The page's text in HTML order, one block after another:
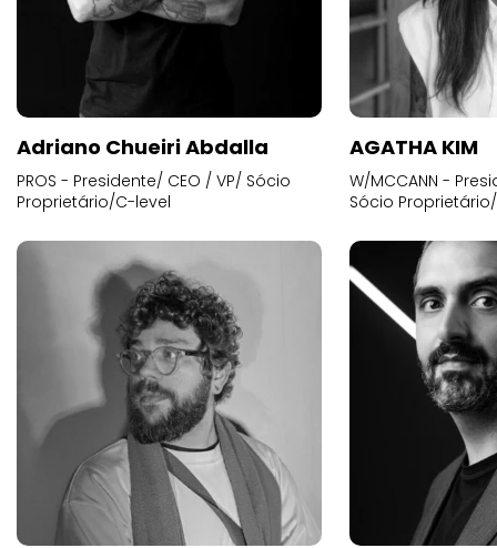
Adriano Chueiri Abdalla
PROS - Presidente/ CEO / VP/ Sócio
Proprietário/C-level
AGATHA KIM
W/MCCANN -
Sócio